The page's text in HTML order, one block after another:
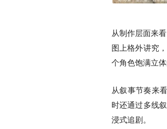
从制作层面来
图上格外讲究
个角色饱满立
从叙事节奏来
时还通过多线
浸式追剧。